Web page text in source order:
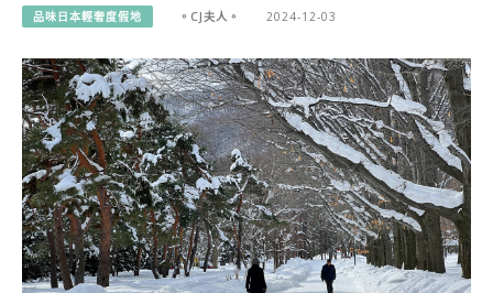
品味日本輕奢度假地 。CJ夫人。 2024-12-03